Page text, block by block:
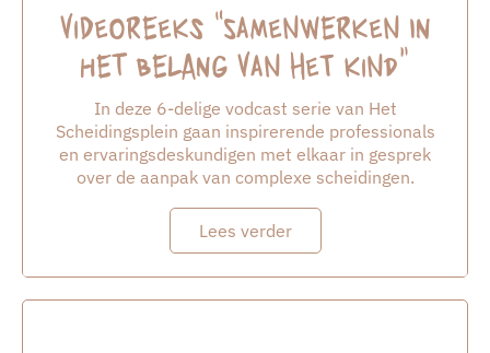
Videoreeks “Samenwerken in
het belang van het kind”
In deze 6-delige vodcast serie van Het
Scheidingsplein gaan inspirerende professionals
en ervaringsdeskundigen met elkaar in gesprek
over de aanpak van complexe scheidingen.
Lees verder